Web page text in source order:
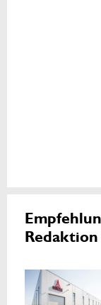
Redaktion